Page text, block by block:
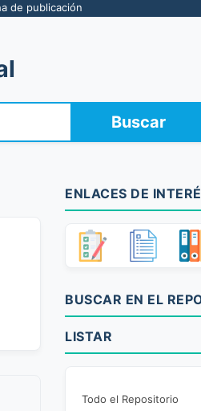
de publicación
Buscar
ENLACES DE
BUSCAR EN EL
LISTAR
Todo el Repositorio